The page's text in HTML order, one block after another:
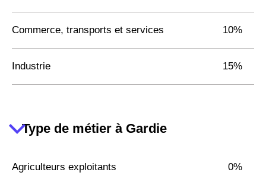
Commerce, transports et services 10%
Industrie 15%
Type de métier à Gardie
Agriculteurs exploitants 0%